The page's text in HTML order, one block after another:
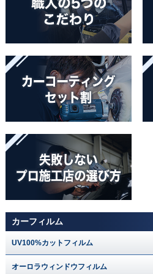
カーフィルム
UV100%カットフィルム
オーロラウィンドウフィルム